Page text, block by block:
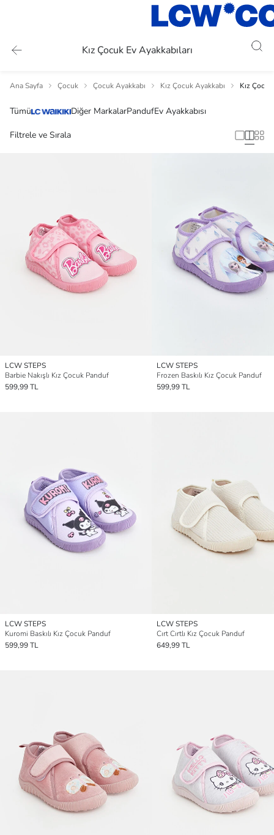
Kız Çocuk Ev Ayakkabıları
Ana Sayfa Çocuk Çocuk Ayakkabı Kız Çocuk Ayakkabı Kız
Tümü Diğer MarkalarPandufEv Ayakkabısı
Filtrele ve Sırala
LCW STEPS
Barbie Nakışlı Kız Çocuk Panduf
599,99 TL
LCW STEPS
Frozen Baskılı Kız Çocuk Panduf
599,99 TL
LCW STEPS
Kuromi Baskılı Kız Çocuk Panduf
599,99 TL
LCW STEPS
Cırt Cırtlı Kız Çocuk Panduf
649,99 TL